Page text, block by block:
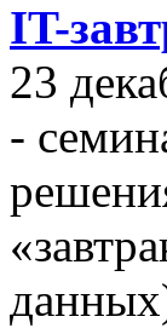
IT-
23
-